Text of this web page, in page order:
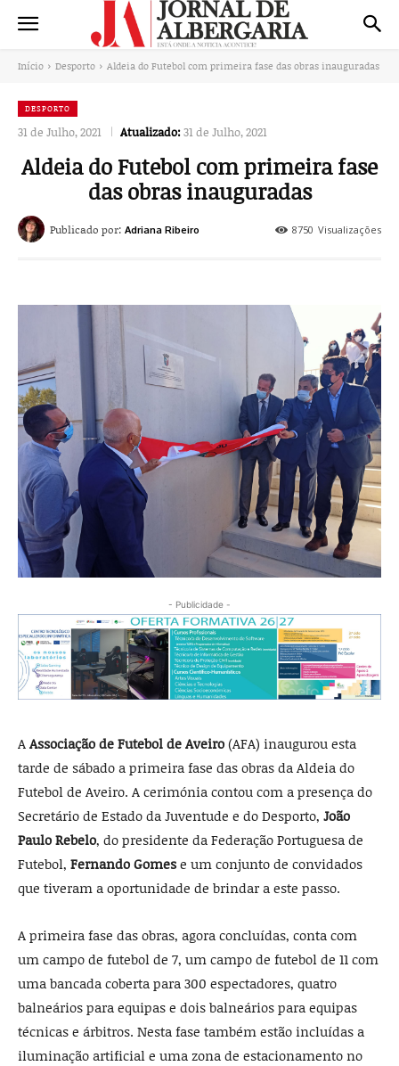
Início Desporto Aldeia do Futebol com primeira fase das obras inauguradas
DESPORTO
31 de Julho, 2021 Atualizado:31 de Julho, 2021
Aldeia do Futebol com primeira fase
das obras inauguradas
8750 Visualizações
Publicado por: Adriana Ribeiro
- Publicidade -
A Associação de Futebol de Aveiro (AFA) inaugurou esta
tarde de sábado a primeira fase das obras da Aldeia do
Futebol de Aveiro. A cerimónia contou com a presença do
Secretário de Estado da Juventude e do Desporto, João
Paulo Rebelo, do presidente da Federação Portuguesa de
Futebol, Fernando Gomes e um conjunto de convidados
que tiveram a oportunidade de brindar a este passo.
A primeira fase das obras, agora concluídas, conta com
um campo de futebol de 7, um campo de futebol de 11 com
uma bancada coberta para 300 espectadores, quatro
balneários para equipas e dois balneários para equipas
técnicas e árbitros. Nesta fase também estão incluídas a
iluminação artificial e uma zona de estacionamento no